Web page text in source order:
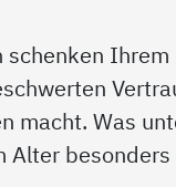
Ihrem
macht. Was
Alter